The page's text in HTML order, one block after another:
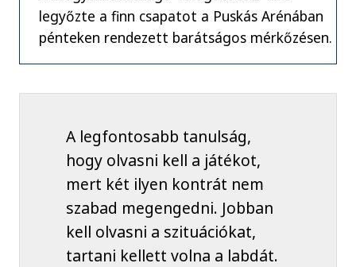
legyőzte a finn csapatot a Puskás Arénában
pénteken rendezett barátságos mérkőzésen.
A legfontosabb tanulság,
hogy olvasni kell a játékot,
mert két ilyen kontrát nem
szabad megengedni. Jobban
kell olvasni a szituációkat,
tartani kellett volna a labdát.